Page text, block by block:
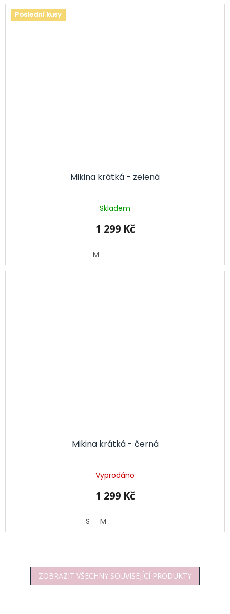
Poslední kusy
Mikina krátká - zelená
Skladem
1 299 Kč
M
Mikina krátká - černá
Vyprodáno
1 299 Kč
S M
ZOBRAZIT VŠECHNY SOUVISEJÍCÍ PRODUKTY